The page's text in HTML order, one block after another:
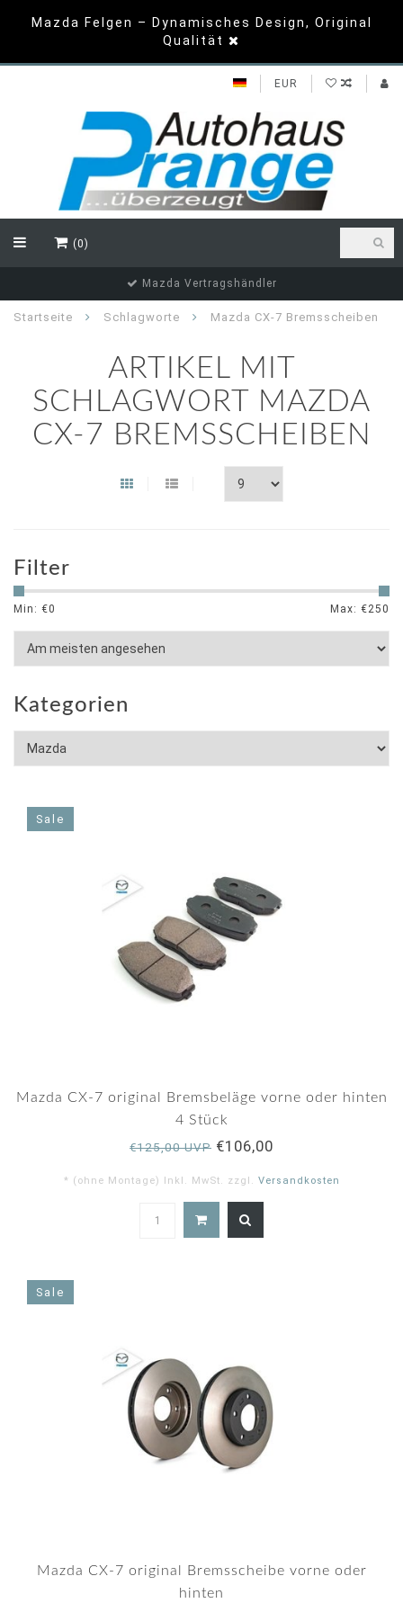
Mazda Felgen – Dynamisches Design, Original
Qualität
EUR
(0)
Mazda Vertragshändler
Startseite Schlagworte Mazda CX-7 Bremsscheiben
ARTIKEL MIT
SCHLAGWORT MAZDA
CX-7 BREMSSCHEIBEN
Filter
Min: €0 Max: €250
Kategorien
Sale
Mazda CX-7 original Bremsbeläge vorne oder hinten
4 Stück
€125,00 UVP €106,00
* (ohne Montage) Inkl. MwSt. zzgl. Versandkosten
Sale
Mazda CX-7 original Bremsscheibe vorne oder
hinten